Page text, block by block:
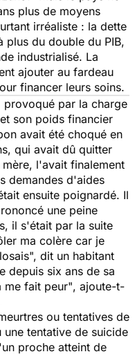
plus de moyens
irréaliste : la dette
plus du double du PIB,
industrialisé. La
ajouter au fardeau
financer leurs soins.
provoqué par la charge
son poids financier
avait été choqué en
qui avait dû quitter
l'avait finalement
demandes d'aides
ensuite poignardé. Il
une peine
il s'était par la suite
ma colère car je
dit un habitant
depuis six ans de sa
me fait peur", ajoute-t-
ou tentatives de
une tentative de suicide
proche atteint de